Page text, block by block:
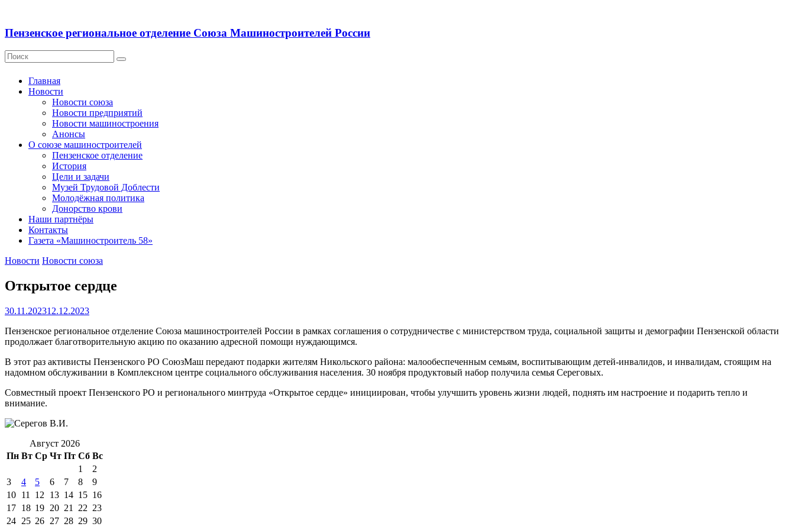
Пензенское региональное отделение Союза Машиностроителей России
Главная
Новости
Новости союза
Новости предприятий
Новости машиностроения
Анонсы
О союзе машиностроителей
Пензенское отделение
История
Цели и задачи
Музей Трудовой Доблести
Молодёжная политика
Донорство крови
Наши партнёры
Контакты
Газета «Машиностроитель 58»
Новости Новости союза
Открытое сердце
30.11.202312.12.2023
Пензенское региональное отделение Союза машиностроителей России в рамках соглашения о сотрудничестве с министерством труда, социальной защиты и демографии Пензенской области
продолжает благотворительную акцию по оказанию адресной помощи нуждающимся.
В этот раз активисты Пензенского РО СоюзМаш передают подарки жителям Никольского района: малообеспеченным семьям, воспитывающим детей-инвалидов, и инвалидам, стоящим на
надомном обслуживании в Комплексном центре социального обслуживания населения. 30 ноября продуктовый набор получила семья Сереговых.
Совместный проект Пензенского РО и регионального минтруда «Открытое сердце» инициирован, чтобы улучшить уровень жизни людей, поднять им настроение и подарить тепло и
внимание.
Август 2026
Пн Вт Ср Чт Пт Сб Вс
1
2
3
4 5 6 7 8
9
10 11 12 13 14 15 16
17 18 19 20 21 22 23
24 25 26 27 28 29 30